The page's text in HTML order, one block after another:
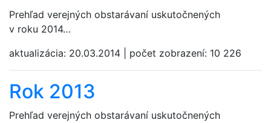
Prehľad verejných obstarávaní uskutočnených
v roku 2014…
aktualizácia: 20.03.2014 počet zobrazení: 10 226
Rok 2013
Prehľad verejných obstarávaní uskutočnených